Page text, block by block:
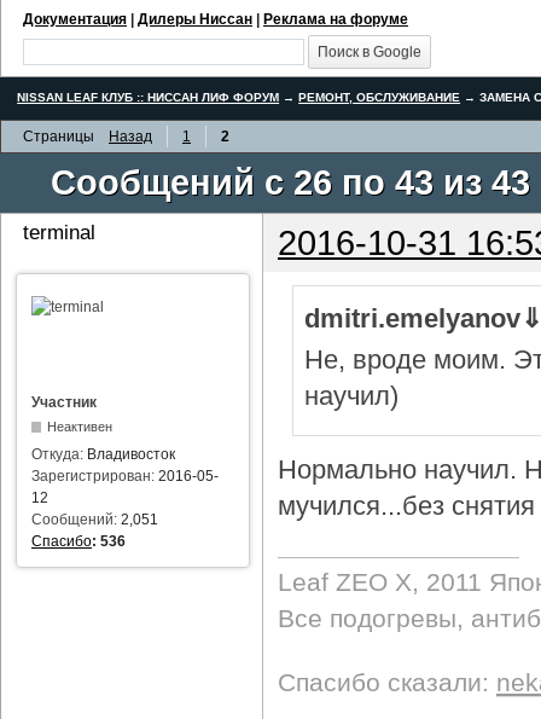
Документация | Дилеры Ниссан | Реклама на форуме
NISSAN LEAF КЛУБ :: НИССАН ЛИФ ФОРУМ → РЕМОНТ, ОБСЛУЖИВАНИЕ →ЗАМЕНА
Страницы Назад 1 2
Сообщений с 26 по 43 из 43
terminal 2016-10-31
Участник
Неактивен
Откуда: Владивосток
Зарегистрирован: 2016-05-
12
Сообщений: 2,051
Спасибо: 536
Не, вроде моим.
научил)
Нормально научил.
мучился...без снятия
Leaf ZEO Х, 2011
Все подогревы,
Спасибо сказали: